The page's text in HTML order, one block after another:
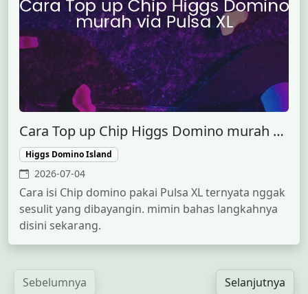
Cara Top up Chip Higgs Domino murah via Pulsa XL
Higgs Domino Island
2026-07-04
Cara isi Chip domino pakai Pulsa XL ternyata nggak
sesulit yang dibayangin. mimin bahas langkahnya
disini sekarang.
Sebelumnya Selanjutnya